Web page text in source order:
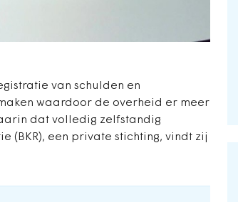
van schulden en
waardoor de overheid er meer
dat volledig zelfstandig
(BKR), een private stichting, vindt zij